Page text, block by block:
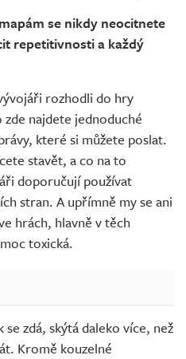
se nikdy neocitnete
repetitivnosti a každý
rozhodli do hry
najdete jednoduché
které si můžete poslat.
stavět, a co na to
doporučují používat
stran. A upřímně my se ani
hrách, hlavně v těch
toxická.
zdá, skýtá daleko více, než
Kromě kouzelné